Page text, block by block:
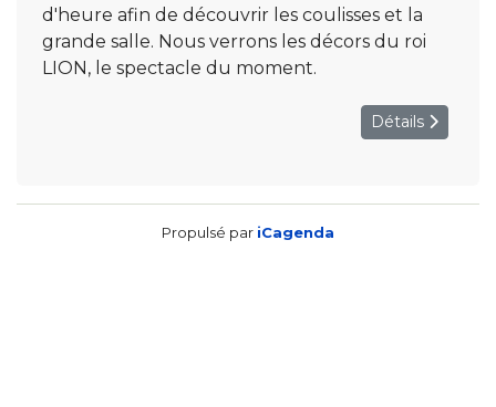
d'heure afin de découvrir les coulisses et la
grande salle. Nous verrons les décors du roi
LION, le spectacle du moment.
Détails
Propulsé par iCagenda